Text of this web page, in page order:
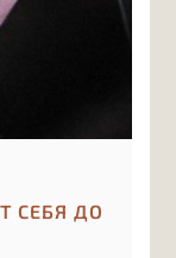
СЕБЯ ДО